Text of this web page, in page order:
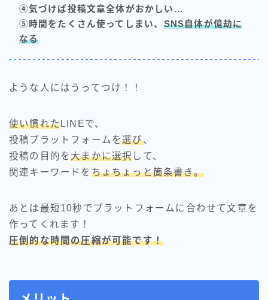
④気づけば投稿文章全体がおかしい…
⑤時間をたくさん使ってしまい、 SNS自体が億劫に
なる
ような人にはうってつけ！！
使い慣れたLINEで、
投稿プラットフォームを選び、
投稿の目的を大まかに選択 して、
関連キーワードを ちょちょっと箇条書き。
あとは最短10秒でプラットフォームに合わせて文章を
作ってくれます！
圧倒的な時間の圧縮が可能です！